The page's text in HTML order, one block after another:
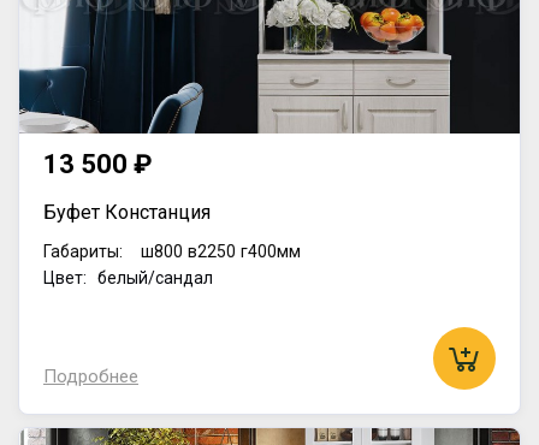
13 500 ₽
Буфет Констанция
Габариты: ш800 в2250 г400мм
Цвет: белый/сандал
Подробнее